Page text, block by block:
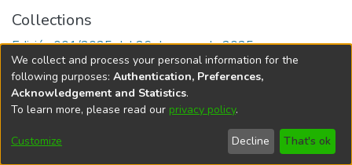
Collections
Edición 001/2025 del 26 de mayo de 2025
Universidad Nacional de Córdoba
We collect and process your personal information for the
following purposes: Authentication, Preferences,
Acknowledgement and Statistics.
To learn more, please read our privacy policy.
Customize Decline That's ok